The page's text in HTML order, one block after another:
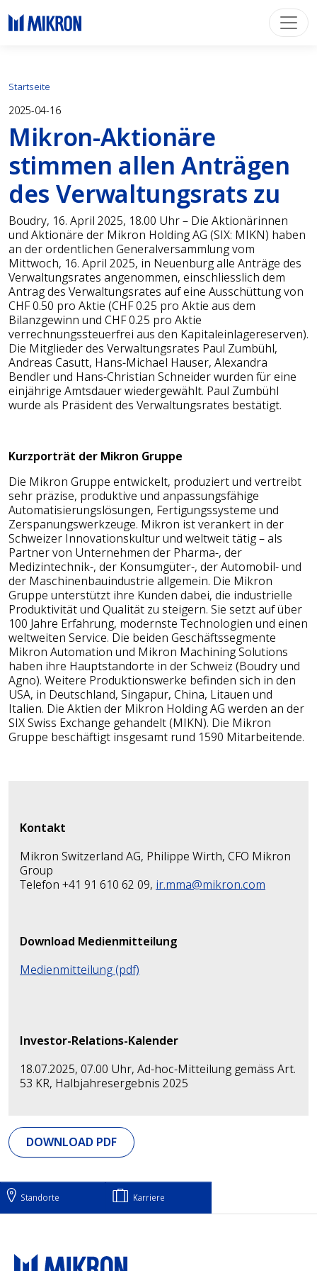
Startseite
2025-04-16
Mikron-Aktionäre
stimmen allen Anträgen
des Verwaltungsrats zu
Boudry, 16. April 2025, 18.00 Uhr – Die Aktionärinnen
und Aktionäre der Mikron Holding AG (SIX: MIKN) haben
an der ordentlichen Generalversammlung vom
Mittwoch, 16. April 2025, in Neuenburg alle Anträge des
Verwaltungsrates angenommen, einschliesslich dem
Antrag des Verwaltungsrates auf eine Ausschüttung von
CHF 0.50 pro Aktie (CHF 0.25 pro Aktie aus dem
Bilanzgewinn und CHF 0.25 pro Aktie
verrechnungssteuerfrei aus den Kapitaleinlagereserven).
Die Mitglieder des Verwaltungsrates Paul Zumbühl,
Andreas Casutt, Hans-Michael Hauser, Alexandra
Bendler und Hans-Christian Schneider wurden für eine
einjährige Amtsdauer wiedergewählt. Paul Zumbühl
wurde als Präsident des Verwaltungsrates bestätigt.
Kurzporträt der Mikron Gruppe
Die Mikron Gruppe entwickelt, produziert und vertreibt
sehr präzise, produktive und anpassungsfähige
Automatisierungslösungen, Fertigungssysteme und
Zerspanungswerkzeuge. Mikron ist verankert in der
Schweizer Innovationskultur und weltweit tätig – als
Partner von Unternehmen der Pharma-, der
Medizintechnik-, der Konsumgüter-, der Automobil- und
der Maschinenbauindustrie allgemein. Die Mikron
Gruppe unterstützt ihre Kunden dabei, die industrielle
Produktivität und Qualität zu steigern. Sie setzt auf über
100 Jahre Erfahrung, modernste Technologien und einen
weltweiten Service. Die beiden Geschäftssegmente
Mikron Automation und Mikron Machining Solutions
haben ihre Hauptstandorte in der Schweiz (Boudry und
Agno). Weitere Produktionswerke befinden sich in den
USA, in Deutschland, Singapur, China, Litauen und
Italien. Die Aktien der Mikron Holding AG werden an der
SIX Swiss Exchange gehandelt (MIKN). Die Mikron
Gruppe beschäftigt insgesamt rund 1590 Mitarbeitende.
Kontakt
Mikron Switzerland AG, Philippe Wirth, CFO Mikron
Group
Telefon +41 91 610 62 09, ir.mma@mikron.com
Download Medienmitteilung
Medienmitteilung (pdf)
Investor-Relations-Kalender
18.07.2025, 07.00 Uhr, Ad-hoc-Mitteilung gemäss Art.
53 KR, Halbjahresergebnis 2025
DOWNLOAD PDF
Standorte Karriere